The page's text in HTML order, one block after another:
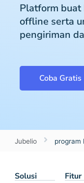
Platform
offline serta
pengiriman
Coba Gratis
Jubelio program
Solusi Fitur